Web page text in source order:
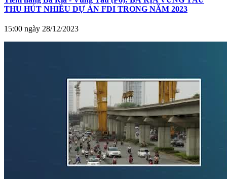
THU HÚT NHIỀU DỰ ÁN FDI TRONG NĂM 2023
15:00 ngày 28/12/2023